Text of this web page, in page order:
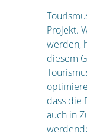
Projekt.
werden,
diesem
dass die
auch in